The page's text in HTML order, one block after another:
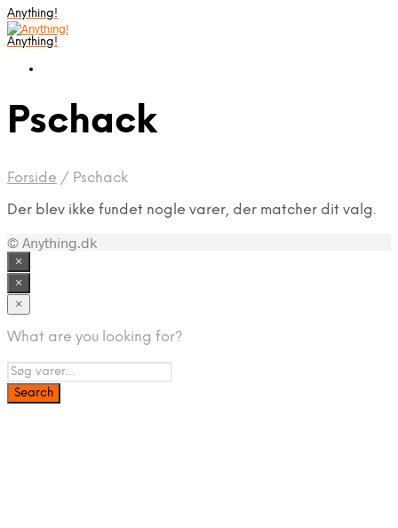
Anything!
Anything!
Pschack
Forside / Pschack
Der blev ikke fundet nogle varer, der matcher dit valg.
© Anything.dk
×
×
×
What are you looking for?